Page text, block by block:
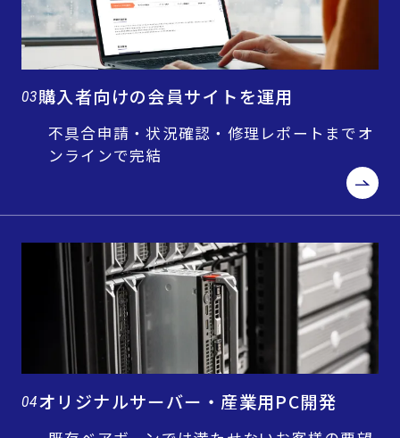
03購入者向けの会員サイトを運用
不具合申請・状況確認・修理レポートまでオ
ンラインで完結
04オリジナルサーバー・産業用PC開発